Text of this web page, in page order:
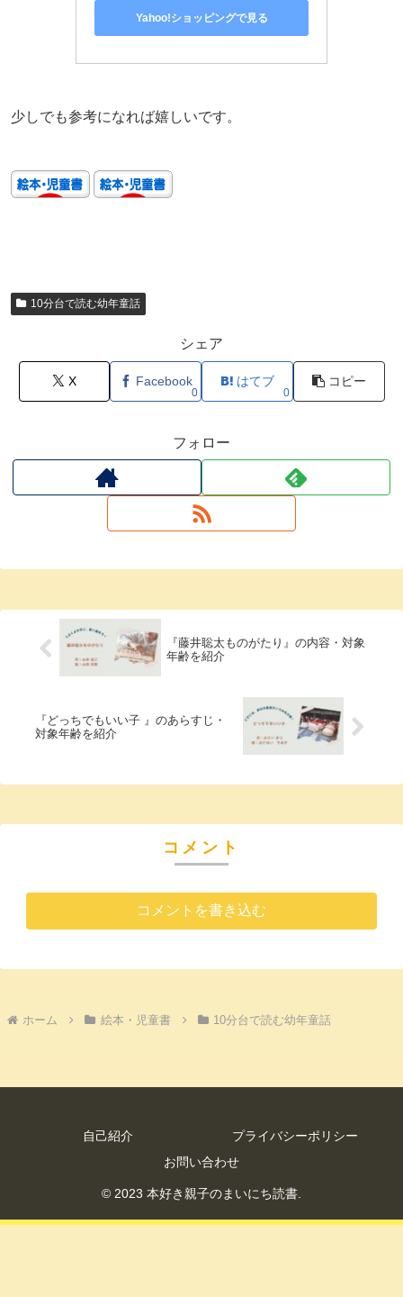
Yahoo!ショッピングで見る
少しでも参考になれば嬉しいです。
10分台で読む幼年童話
シェア
X Facebook
0
はてブ
0
コピー
フォロー
『藤井聡太ものがたり』の内容・対象
年齢を紹介
『どっちでもいい子 』のあらすじ・
対象年齢を紹介
コメント
コメントを書き込む
ホーム 絵本・児童書 10分台で読む幼年童話
自己紹介
プライバシーポリシー
お問い合わせ
© 2023 本好き親子のまいにち読書.